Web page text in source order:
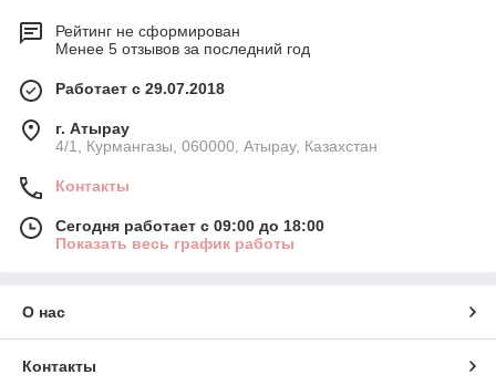
Рейтинг не сформирован
Менее 5 отзывов за последний год
Работает с 29.07.2018
г. Атырау
4/1, Курмангазы, 060000, Атырау, Казахстан
Контакты
Сегодня работает с 09:00 до 18:00
Показать весь график работы
О нас
Контакты